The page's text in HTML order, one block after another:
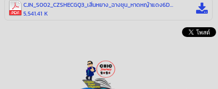
CJN_S002_CZSHECGQ3_เสิ่นหยาง_ฉางชุน_หาดหญ้าแดง6D5N_SEP26.pdf
5,541.41 K